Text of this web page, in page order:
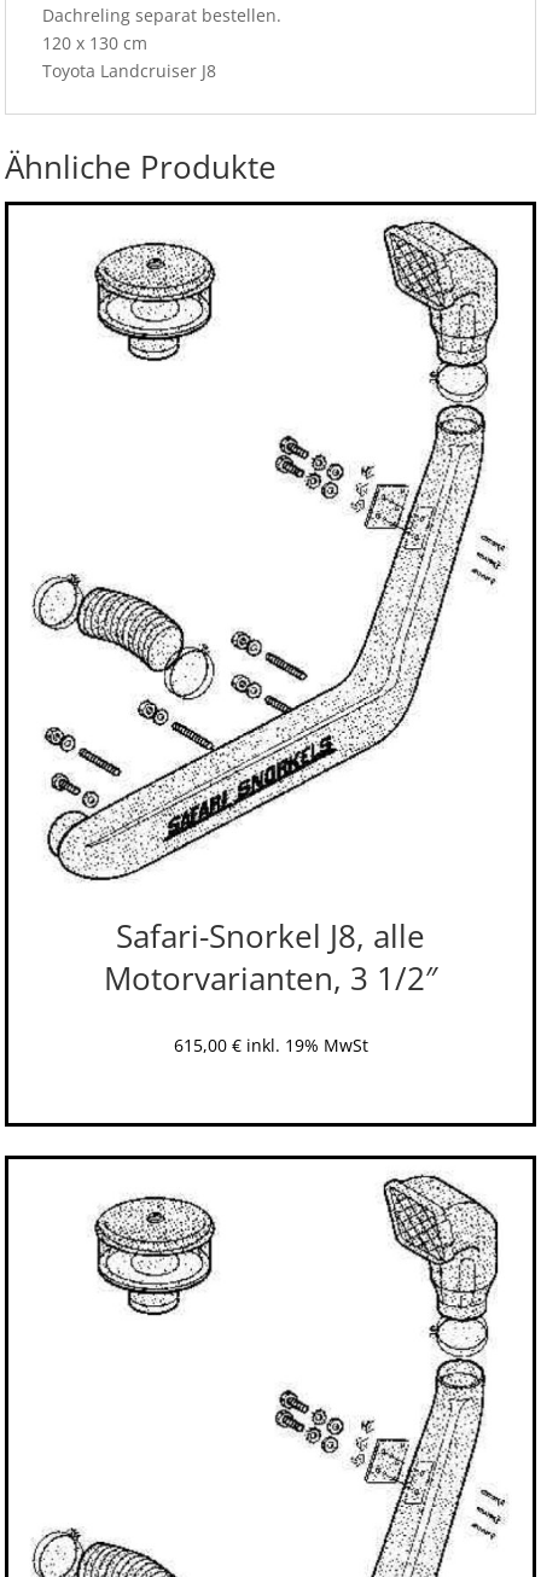
Dachreling separat bestellen.
120 x 130 cm
Toyota Landcruiser J8
Ähnliche Produkte
Safari-Snorkel J8, alle
Motorvarianten, 3 1/2″
615,00 € inkl. 19% MwSt